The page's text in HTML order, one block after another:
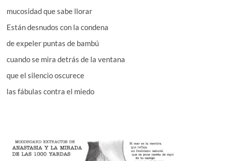
mucosidad que sabe llorar
Están desnudos con la condena
de expeler puntas de bambú
cuando se mira detrás de la ventana
que el silencio oscurece
las fábulas contra el miedo